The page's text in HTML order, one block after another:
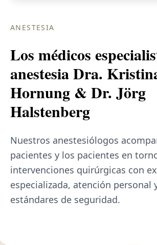
ANESTESIA
Los médicos
anestesia Dra.
Hornung & Dr. Jörg
Halstenberg
Nuestros anestesiólogos
pacientes y los pacientes en
intervenciones quirúrgicas con
especializada, atención personal
estándares de seguridad.